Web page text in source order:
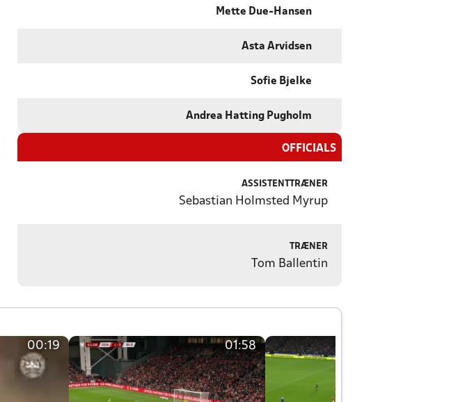
Mette Due-Hansen
Asta Arvidsen
Sofie Bjelke
Andrea Hatting Pugholm
OFFICIALS
ASSISTENTTRÆNER
Sebastian Holmsted Myrup
TRÆNER
Tom Ballentin
00:19 01:58